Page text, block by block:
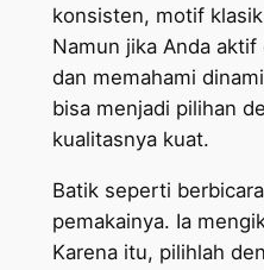
konsisten, motif
Namun jika Anda
dan memahami
bisa menjadi pilihan
kualitasnya kuat.
Batik seperti
pemakainya. Ia
Karena itu, pilihlah